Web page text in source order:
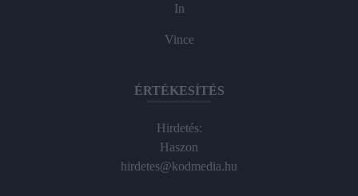
In
Vince
ÉRTÉKESÍTÉS
Hirdetés:
Haszon
hirdetes@kodmedia.hu